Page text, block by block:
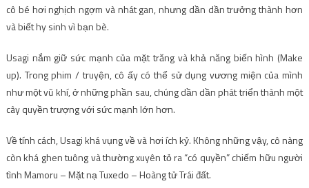
cô bé hơi nghịch ngợm và nhát gan, nhưng dần dần trưởng thành hơn
và biết hy sinh vì bạn bè.
Usagi nắm giữ sức mạnh của mặt trăng và khả năng biến hình (Make
up). Trong phim / truyện, cô ấy có thể sử dụng vương miện của mình
như một vũ khí, ở những phần sau, chúng dần dần phát triển thành một
cây quyền trượng với sức mạnh lớn hơn.
Về tính cách, Usagi khá vụng về và hơi ích kỷ. Không những vậy, cô nàng
còn khá ghen tuông và thường xuyên tỏ ra “có quyền” chiếm hữu người
tình Mamoru – Mặt nạ Tuxedo – Hoàng tử Trái đất.